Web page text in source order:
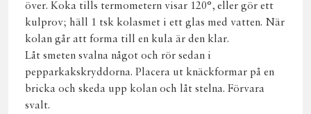
över. Koka tills termometern visar 120°, eller gör ett
kulprov; häll 1 tsk kolasmet i ett glas med vatten. När
kolan går att forma till en kula är den klar.
Låt smeten svalna något och rör sedan i
pepparkakskryddorna. Placera ut knäckformar på en
bricka och skeda upp kolan och låt stelna. Förvara
svalt.